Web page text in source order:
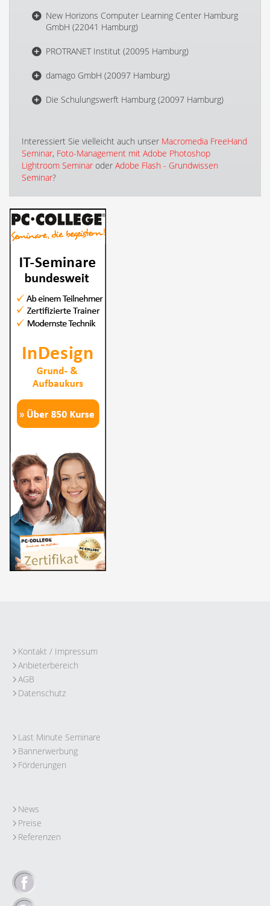
New Horizons Computer Learning Center Hamburg
GmbH (22041 Hamburg)
PROTRANET Institut (20095 Hamburg)
damago GmbH (20097 Hamburg)
Die Schulungswerft Hamburg (20097 Hamburg)
Interessiert Sie vielleicht auch unser Macromedia FreeHand
Seminar, Foto-Management mit Adobe Photoshop
Lightroom Seminar oder Adobe Flash - Grundwissen
Seminar?
Kontakt / Impressum
Anbieterbereich
AGB
Datenschutz
Last Minute Seminare
Bannerwerbung
Förderungen
News
Preise
Referenzen